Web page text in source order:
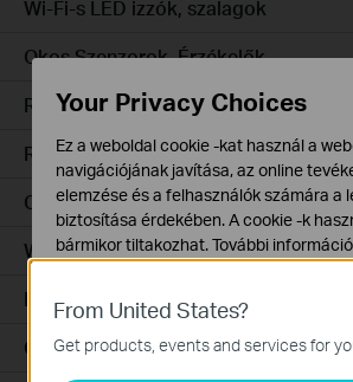
Wi-Fi-s LED izzók, szalagok
Okos Szenzorok, Érzékelők
Robotporszívók
Robotporszívó tartozékok
Ceiling Mount
Wall Plate
Desktop
Outdoor
From United States?
Get products, events and services for
Your Privacy Choices
Ez a weboldal cookie -kat használ a
navigációjának javítása, az online
elemzése és a felhasználók számára a
biztosítása érdekében. A cookie -k
bármikor tiltakozhat. További
Alap Cookie-k
Ezek a cookie -k a webhely
és nem tilthatók le a rendszereiben.